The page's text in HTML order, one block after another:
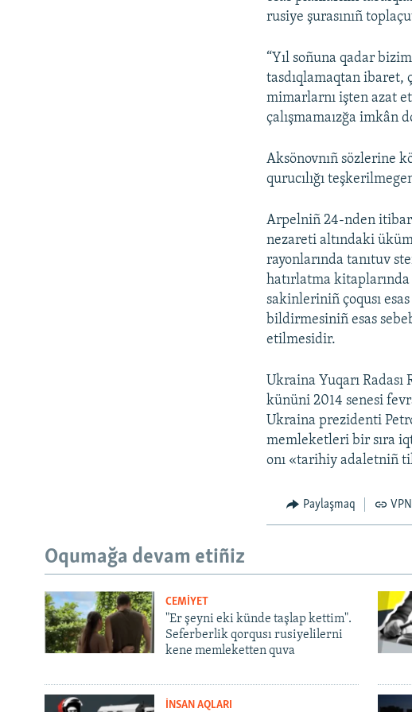
rusiye şurasınıñ
“Yıl soñuna qadar
tasdıqlamaqtan ibaret,
mimarlarnı işten azat
çalışmamaızğa imkân
Aksönovnıñ sözlerine
qurucılığı
Arpelniñ 24-nden
nezareti altındaki
rayonlarında tanıtuv
hatırlatma kitaplarında
sakinleriniñ çoqusı
bildirmesiniñ esas
etilmesidir.
Ukraina Yuqarı Radası
kününi 2014 senesi
Ukraina prezidenti
memleketleri bir sıra
onı «tarihiy adaletniñ
Paylaşmaq
Oqumağa devam etiñiz
CEMİYET
"Er şeyni eki künde taşlap kettim".
Seferberlik qorqusı rusiyelilerni
kene memleketten quva
İNSAN AQLARI